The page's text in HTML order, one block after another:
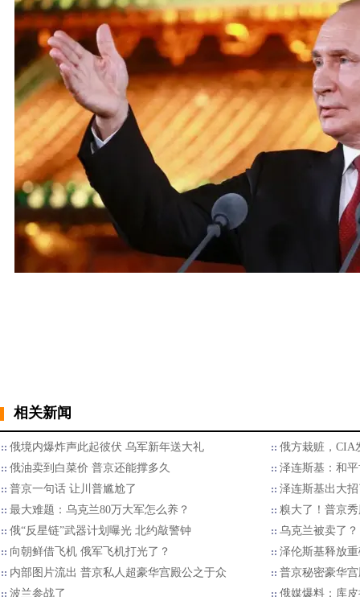
相关新闻
俄境内爆炸声此起彼伏 乌军新年送大礼
俄方栽赃，CIA
俄油卖到白菜价 普京还能撑多久
泽连斯基：和
普京一句话 让川普尴尬了
泽连斯基出大
最大难题：乌克兰80万大军怎么养？
糗大了！普京
俄“反星链”武器计划曝光 北约敲警钟
乌克兰被卖了
向朝鲜借飞机 俄军飞机打光了？
泽伦斯基释放
内部图片流出 普京私人超豪华宫殿公之于众
普京秘密豪华
波兰参战了
俄媒爆料：库